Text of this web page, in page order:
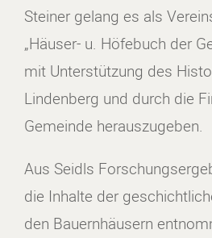
Steiner gelang es als
„Häuser- u. Höfebuch der
mit Unterstützung des
Lindenberg und durch die
Gemeinde herauszugeben.
Aus Seidls
die Inhalte der
den Bauernhäusern